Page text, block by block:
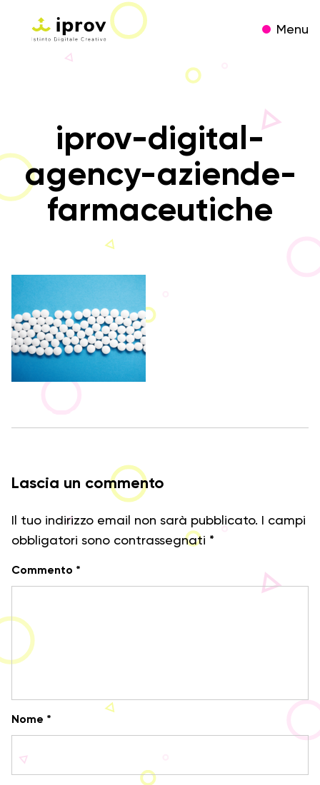
Menu
iprov-digital-
agency-aziende-
farmaceutiche
Lascia un commento
Il tuo indirizzo email non sarà pubblicato.
I campi
obbligatori sono contrassegnati *
Commento *
Nome *